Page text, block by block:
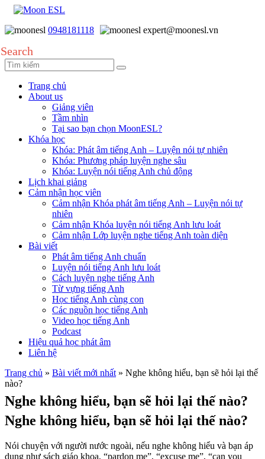
0948181118 expert@moonesl.vn
Search
Trang chủ
About us
Giảng viên
Tầm nhìn
Tại sao bạn chọn MoonESL?
Khóa học
Khóa: Phát âm tiếng Anh – Luyện nói tự nhiên
Khóa: Phương pháp luyện nghe sâu
Khóa: Luyện nói tiếng Anh chủ động
Lịch khai giảng
Cảm nhận học viên
Cảm nhận Khóa phát âm tiếng Anh – Luyện nói tự
nhiên
Cảm nhận Khóa luyện nói tiếng Anh lưu loát
Cảm nhận Lớp luyện nghe tiếng Anh toàn diện
Bài viết
Phát âm tiếng Anh chuẩn
Luyện nói tiếng Anh lưu loát
Cách luyện nghe tiếng Anh
Từ vựng tiếng Anh
Học tiếng Anh cùng con
Các nguồn học tiếng Anh
Video học tiếng Anh
Podcast
Hiệu quả học phát âm
Liên hệ
Trang chủ » Bài viết mới nhất » Nghe không hiểu, bạn sẽ hỏi lại thế
nào?
Nghe không hiểu, bạn sẽ hỏi lại thế nào?
Nghe không hiểu, bạn sẽ hỏi lại thế nào?
Nói chuyện với người nước ngoài, nếu nghe không hiểu và bạn áp
dụng như sách giáo khoa, “pardon me”, “excuse me”, “can you